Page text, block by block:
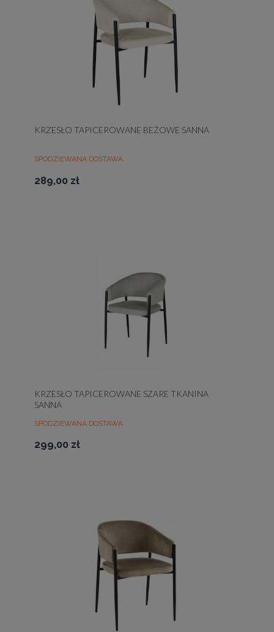
KRZESŁO TAPICEROWANE BEŻOWE SANNA
SPODZIEWANA DOSTAWA
289,00 zł
KRZESŁO TAPICEROWANE SZARE TKANINA
SANNA
SPODZIEWANA DOSTAWA
299,00 zł